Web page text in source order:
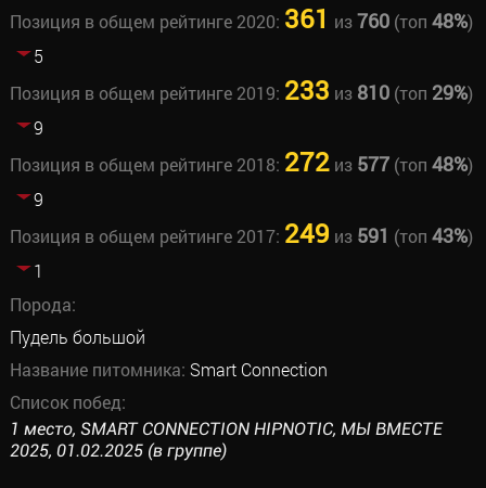
Позиция в общем рейтинге 2020: 361 из760(топ 48%)
5
Позиция в общем рейтинге 2019: 233 из 810(топ 29%)
9
Позиция в общем рейтинге 2018: 272из 577(топ 48%)
9
Позиция в общем рейтинге 2017: 249 из 591 (топ 43%)
1
Порода:
Пудель большой
Название питомника: Smart Connection
Список побед:
1 место, SMART CONNECTION HIPNOTIC, МЫ ВМЕСТЕ
2025, 01.02.2025 (в группе)